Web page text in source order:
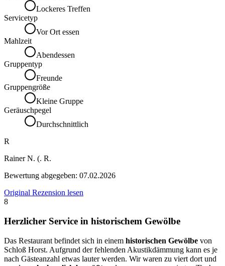
Lockeres Treffen
Servicetyp
Vor Ort essen
Mahlzeit
Abendessen
Gruppentyp
Freunde
Gruppengröße
Kleine Gruppe
Geräuschpegel
Durchschnittlich
R
Rainer N. (. R.
Bewertung abgegeben: 07.02.2026
Original Rezension lesen
8
Herzlicher Service in historischem Gewölbe
Das Restaurant befindet sich in einem historischen Gewölbe von
Schloß Horst. Aufgrund der fehlenden Akustikdämmung kann es je
nach Gästeanzahl etwas lauter werden. Wir waren zu viert dort und